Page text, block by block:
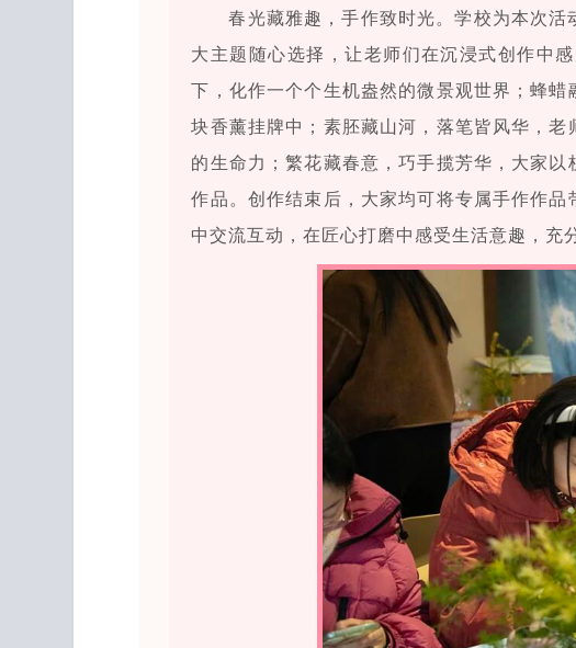
春光藏雅趣，手作致时光。学校为本次
大主题随心选择，让老师们在沉浸式创作中
下，化作一个个生机盎然的微景观世界；蜂
块香薰挂牌中；素胚藏山河，落笔皆风华，
的生命力；繁花藏春意，巧手揽芳华，大家
作品。创作结束后，大家均可将专属手作作
中交流互动，在匠心打磨中感受生活意趣，充